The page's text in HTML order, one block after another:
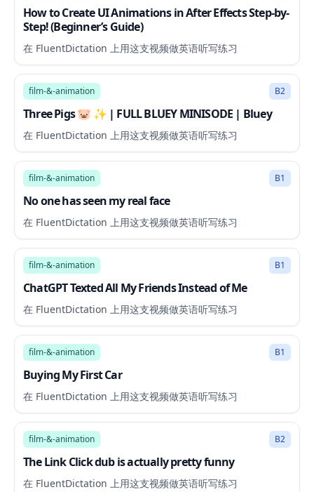
How to Create UI Animations in After Effects Step-by-
Step! (Beginner’s Guide)
在 FluentDictation 上用这支视频做英语听写练习
2:41
film-&-animation B2
Three Pigs 🐷 ✨ | FULL BLUEY MINISODE | Bluey
在 FluentDictation 上用这支视频做英语听写练习
19:21
film-&-animation B1
No one has seen my real face
在 FluentDictation 上用这支视频做英语听写练习
19:58
film-&-animation B1
ChatGPT Texted All My Friends Instead of Me
在 FluentDictation 上用这支视频做英语听写练习
6:25
film-&-animation B1
Buying My First Car
在 FluentDictation 上用这支视频做英语听写练习
3:10
film-&-animation B2
The Link Click dub is actually pretty funny
在 FluentDictation 上用这支视频做英语听写练习